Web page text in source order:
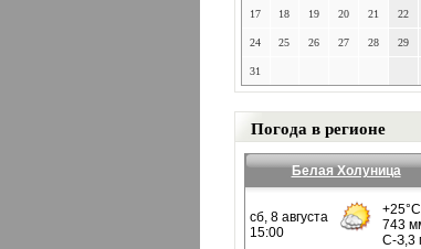
17 18 19 20 21 22
24 25 26 27 28 29
31
Погода в регионе
Белая Холуница